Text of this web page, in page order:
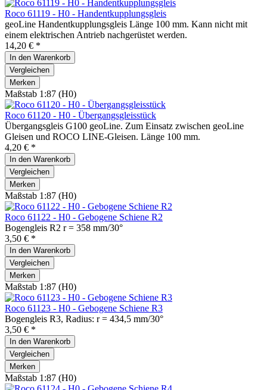
Roco 61119 - H0 - Handentkupplungsgleis
geoLine Handentkupplungsgleis Länge 100 mm. Kann nicht mit
einem elektrischen Antrieb nachgerüstet werden.
14,20 € *
In den Warenkorb
Vergleichen
Merken
Maßstab 1:87 (H0)
Roco 61120 - H0 - Übergangsgleisstück
Übergangsgleis G100 geoLine. Zum Einsatz zwischen geoLine
Gleisen und ROCO LINE-Gleisen. Länge 100 mm.
4,20 € *
In den Warenkorb
Vergleichen
Merken
Maßstab 1:87 (H0)
Roco 61122 - H0 - Gebogene Schiene R2
Bogengleis R2 r = 358 mm/30°
3,50 € *
In den Warenkorb
Vergleichen
Merken
Maßstab 1:87 (H0)
Roco 61123 - H0 - Gebogene Schiene R3
Bogengleis R3, Radius: r = 434,5 mm/30°
3,50 € *
In den Warenkorb
Vergleichen
Merken
Maßstab 1:87 (H0)